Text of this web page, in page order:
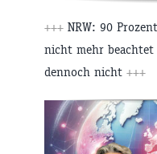
+++ NRW: 90
nicht mehr
dennoch nicht +++